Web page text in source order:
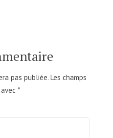
pas publiée. Les champs
*